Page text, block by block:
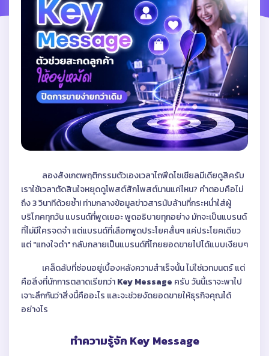
ลองสังเกตพฤติกรรมตัวเองเวลาไถฟีดโซเชียลมีเดียดูสิครับ
เราใช้เวลาตัดสินใจหยุดดูโพสต์สักโพสต์นานแค่ไหน? คำตอบคือไม่
ถึง 3 วินาทีด้วยซ้ำ! ท่ามกลางข้อมูลข่าวสารนับล้านที่กระหน่ำใส่ผู้
บริโภคทุกวัน แบรนด์ที่พูดเยอะ พูดอธิบายทุกอย่าง มักจะเป็นแบรนด์
ที่ไม่มีใครจดจำ แต่แบรนด์ที่เลือกพูดประโยคสั้นๆ แค่ประโยคเดียว
แต่ "แทงใจดำ" กลับกลายเป็นแบรนด์ที่โกยยอดขายไปได้แบบเงียบๆ
เคล็ดลับที่ซ่อนอยู่เบื้องหลังความสำเร็จนั้น ไม่ใช่เวทมนตร์ แต่
คือสิ่งที่นักการตลาดเรียกว่าKey Message ครับ วันนี้เราจะพาไป
เจาะลึกกันว่าสิ่งนี้คืออะไร และจะช่วยงัดยอดขายให้ธุรกิจคุณได้
อย่างไร
ทำความรู้จัก Key Message